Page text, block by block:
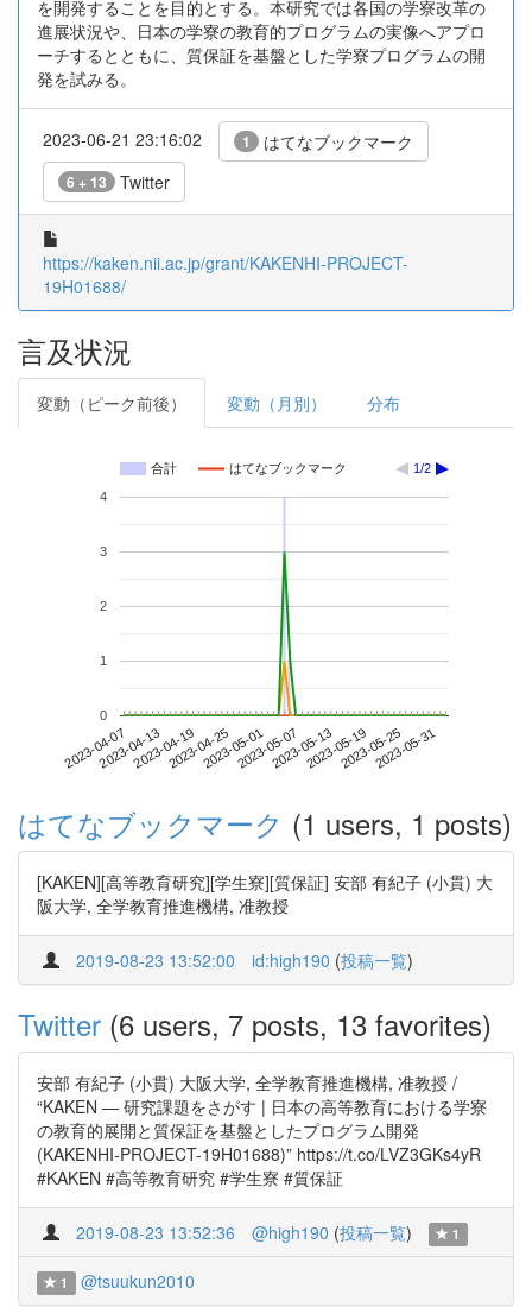
を開発することを目的とする。本研究では各国の学寮改革の
進展状況や、日本の学寮の教育的プログラムの実像へアプロ
ーチするとともに、質保証を基盤とした学寮プログラムの開
発を試みる。
2023-06-21 23:16:02 1 はてなブックマーク
6 + 13 Twitter
https://kaken.nii.ac.jp/grant/KAKENHI-PROJECT-
19H01688/
言及状況
変動（ピーク前後） 変動（月別） 分布
合計 はてなブックマーク 1/2
2023-04-072023-04-132023-04-192023-04-252023-05-012023-05-072023-05-132023-05-192023-05-252023-05-31
0
1
2
3
4
はてなブックマーク (1 users, 1 posts)
[KAKEN][高等教育研究][学生寮][質保証] 安部 有紀子 (小貫) 大
阪大学, 全学教育推進機構, 准教授
2019-08-23 13:52:00 id:high190 (投稿一覧)
Twitter (6 users, 7 posts, 13 favorites)
安部 有紀子 (小貫) 大阪大学, 全学教育推進機構, 准教授 /
“KAKEN — 研究課題をさがす | 日本の高等教育における学寮
の教育的展開と質保証を基盤としたプログラム開発
(KAKENHI-PROJECT-19H01688)” https://t.co/LVZ3GKs4yR
#KAKEN #高等教育研究 #学生寮 #質保証
2019-08-23 13:52:36 @high190 (投稿一覧) 1
1 @tsuukun2010